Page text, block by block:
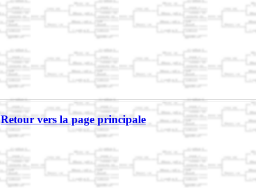
Retour vers la page principale